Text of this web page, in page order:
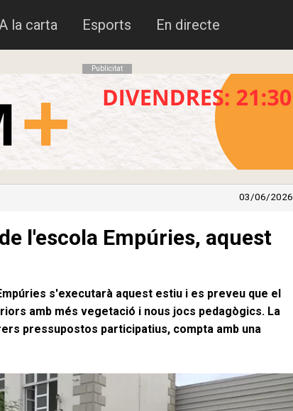
la carta Esports En directe
Publicitat
03/06/2026
l'escola Empúries, aquest
s'executarà aquest estiu i es preveu que el
amb més vegetació i nous jocs pedagògics. La
pressupostos participatius, compta amb una